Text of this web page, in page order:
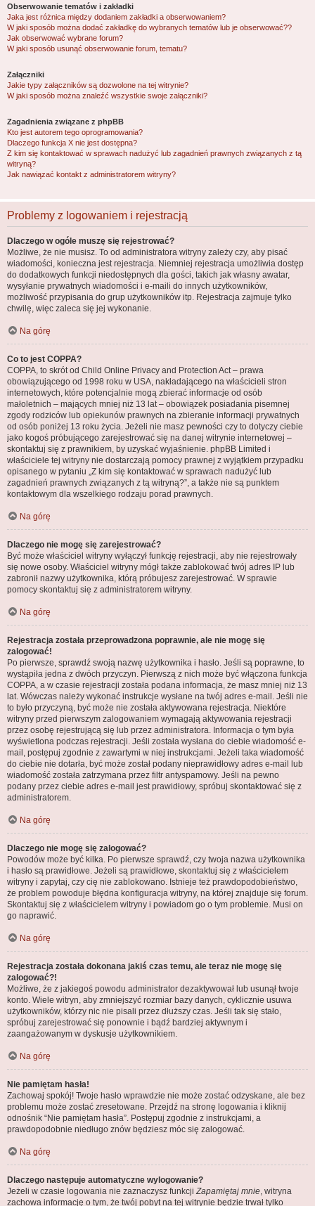
Obserwowanie tematów i zakładki
Jaka jest różnica między dodaniem zakładki a obserwowaniem?
W jaki sposób można dodać zakładkę do wybranych tematów lub je obserwować??
Jak obserwować wybrane forum?
W jaki sposób usunąć obserwowanie forum, tematu?
Załączniki
Jakie typy załączników są dozwolone na tej witrynie?
W jaki sposób można znaleźć wszystkie swoje załączniki?
Zagadnienia związane z phpBB
Kto jest autorem tego oprogramowania?
Dlaczego funkcja X nie jest dostępna?
Z kim się kontaktować w sprawach nadużyć lub zagadnień prawnych związanych z tą
witryną?
Jak nawiązać kontakt z administratorem witryny?
Problemy z logowaniem i rejestracją
Dlaczego w ogóle muszę się rejestrować?
Możliwe, że nie musisz. To od administratora witryny zależy czy, aby pisać
wiadomości, konieczna jest rejestracja. Niemniej rejestracja umożliwia dostęp
do dodatkowych funkcji niedostępnych dla gości, takich jak własny awatar,
wysyłanie prywatnych wiadomości i e-maili do innych użytkowników,
możliwość przypisania do grup użytkowników itp. Rejestracja zajmuje tylko
chwilę, więc zaleca się jej wykonanie.
Na górę
Co to jest COPPA?
COPPA, to skrót od Child Online Privacy and Protection Act – prawa
obowiązującego od 1998 roku w USA, nakładającego na właścicieli stron
internetowych, które potencjalnie mogą zbierać informacje od osób
małoletnich – mających mniej niż 13 lat – obowiązek posiadania pisemnej
zgody rodziców lub opiekunów prawnych na zbieranie informacji prywatnych
od osób poniżej 13 roku życia. Jeżeli nie masz pewności czy to dotyczy ciebie
jako kogoś próbującego zarejestrować się na danej witrynie internetowej –
skontaktuj się z prawnikiem, by uzyskać wyjaśnienie. phpBB Limited i
właściciele tej witryny nie dostarczają pomocy prawnej z wyjątkiem przypadku
opisanego w pytaniu „Z kim się kontaktować w sprawach nadużyć lub
zagadnień prawnych związanych z tą witryną?”, a także nie są punktem
kontaktowym dla wszelkiego rodzaju porad prawnych.
Na górę
Dlaczego nie mogę się zarejestrować?
Być może właściciel witryny wyłączył funkcję rejestracji, aby nie rejestrowały
się nowe osoby. Właściciel witryny mógł także zablokować twój adres IP lub
zabronił nazwy użytkownika, którą próbujesz zarejestrować. W sprawie
pomocy skontaktuj się z administratorem witryny.
Na górę
Rejestracja została przeprowadzona poprawnie, ale nie mogę się
zalogować!
Po pierwsze, sprawdź swoją nazwę użytkownika i hasło. Jeśli są poprawne, to
wystąpiła jedna z dwóch przyczyn. Pierwszą z nich może być włączona funkcja
COPPA, a w czasie rejestracji została podana informacja, że masz mniej niż 13
lat. Wówczas należy wykonać instrukcje wysłane na twój adres e-mail. Jeśli nie
to było przyczyną, być może nie została aktywowana rejestracja. Niektóre
witryny przed pierwszym zalogowaniem wymagają aktywowania rejestracji
przez osobę rejestrującą się lub przez administratora. Informacja o tym była
wyświetlona podczas rejestracji. Jeśli została wysłana do ciebie wiadomość e-
mail, postępuj zgodnie z zawartymi w niej instrukcjami. Jeżeli taka wiadomość
do ciebie nie dotarła, być może został podany nieprawidłowy adres e-mail lub
wiadomość została zatrzymana przez filtr antyspamowy. Jeśli na pewno
podany przez ciebie adres e-mail jest prawidłowy, spróbuj skontaktować się z
administratorem.
Na górę
Dlaczego nie mogę się zalogować?
Powodów może być kilka. Po pierwsze sprawdź, czy twoja nazwa użytkownika
i hasło są prawidłowe. Jeżeli są prawidłowe, skontaktuj się z właścicielem
witryny i zapytaj, czy cię nie zablokowano. Istnieje też prawdopodobieństwo,
że problem powoduje błędna konfiguracja witryny, na której znajduje się forum.
Skontaktuj się z właścicielem witryny i powiadom go o tym problemie. Musi on
go naprawić.
Na górę
Rejestracja została dokonana jakiś czas temu, ale teraz nie mogę się
zalogować?!
Możliwe, że z jakiegoś powodu administrator dezaktywował lub usunął twoje
konto. Wiele witryn, aby zmniejszyć rozmiar bazy danych, cyklicznie usuwa
użytkowników, którzy nic nie pisali przez dłuższy czas. Jeśli tak się stało,
spróbuj zarejestrować się ponownie i bądź bardziej aktywnym i
zaangażowanym w dyskusje użytkownikiem.
Na górę
Nie pamiętam hasła!
Zachowaj spokój! Twoje hasło wprawdzie nie może zostać odzyskane, ale bez
problemu może zostać zresetowane. Przejdź na stronę logowania i kliknij
odnośnik “Nie pamiętam hasła”. Postępuj zgodnie z instrukcjami, a
prawdopodobnie niedługo znów będziesz móc się zalogować.
Na górę
Dlaczego następuje automatyczne wylogowanie?
Jeżeli w czasie logowania nie zaznaczysz funkcjiZapamiętaj mnie, witryna
zachowa informację o tym, że twój pobyt na tej witrynie będzie trwał tylko